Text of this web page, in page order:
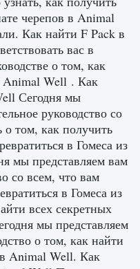
черепов в Animal
Как найти F Pack в
вас в
о том, как
Animal Well . Как
Сегодня мы
руководство со
том, как получить
в Гомеса из
мы представляем вам
со всем, что вам
в Гомеса из
всех секретных
мы представляем
о том, как найти
Animal Well. Как